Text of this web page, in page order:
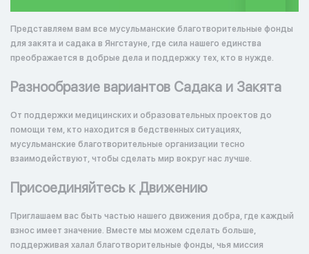
Представляем вам все мусульманские благотворительные фонды
для закята и садака в Янгстауне, где сила нашего единства
преображается в добрые дела и поддержку тех, кто в нужде.
Разнообразие вариантов Садака и Закята
От поддержки медицинских и образовательных проектов до
помощи тем, кто находится в бедственных ситуациях,
мусульманские благотворительные организации тесно
взаимодействуют, чтобы сделать мир вокруг нас лучше.
Присоединяйтесь к Движению
Приглашаем вас быть частью нашего движения добра, где каждый
взнос имеет значение. Вместе мы можем сделать больше,
поддерживая халал благотворительные фонды, чья миссия